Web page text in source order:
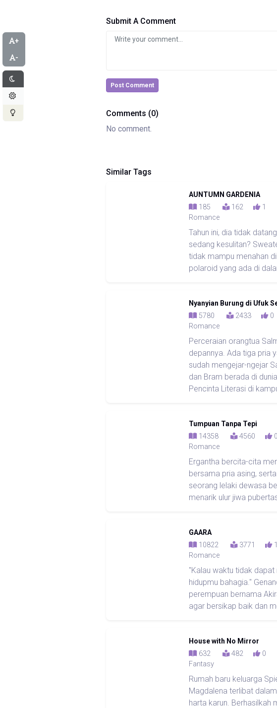
Submit A Comment
Post Comment
Comments (0)
No comment.
Similar Tags
AUNTUMN GARDENIA
185 162
1
Romance
Tahun ini, dia tidak
sedang kesulitan?
tidak mampu menahan
polaroid yang ada di
Nyanyian Burung di Ufuk
5780 2433
Romance
Perceraian orangtua
depannya. Ada tiga pria
sudah mengejar-ngejar
dan Bram berada di
Pencinta Literasi di
Tumpuan Tanpa Tepi
14358 4560
Romance
Ergantha bercita-cita
bersama pria asing,
seorang lelaki dewasa
menarik ulur jiwa
GAARA
10822 3771
Romance
"Kalau waktu tidak
hidupmu bahagia."
perempuan bernama
agar bersikap baik dan
House with No Mirror
632 482
0
Fantasy
Rumah baru keluarga
Magdalena terlibat
harta karun. Berhasilkah
+
-